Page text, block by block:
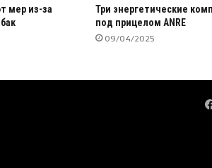
мер из-за
Три энергетические
под прицелом ANRE
09/04/2025